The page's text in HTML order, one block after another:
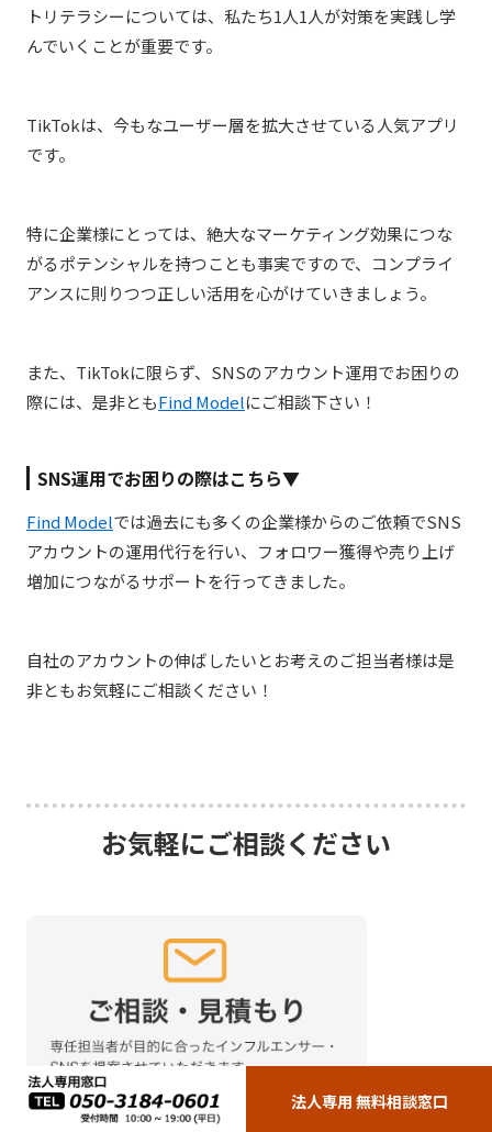
トリテラシーについては、私たち1人1人が対策を実践し学
んでいくことが重要です。
TikTokは、今もなユーザー層を拡大させている人気アプリ
です。
特に企業様にとっては、絶大なマーケティング効果につな
がるポテンシャルを持つことも事実ですので、コンプライ
アンスに則りつつ正しい活用を心がけていきましょう。
また、TikTokに限らず、SNSのアカウント運用でお困りの
際には、是非ともFind Modelにご相談下さい！
SNS運用でお困りの際はこちら▼
Find Modelでは過去にも多くの企業様からのご依頼でSNS
アカウントの運用代行を行い、フォロワー獲得や売り上げ
増加につながるサポートを行ってきました。
自社のアカウントの伸ばしたいとお考えのご担当者様は是
非ともお気軽にご相談ください！
お気軽にご相談ください
法人専用 無料相談窓口